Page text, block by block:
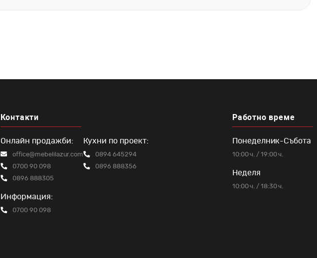
Контакти
Онлайн продажби:
office@mebelilazur.com
0700 90 098
0896 888305
Информация:
0700 90 098
Кухни по проект:
0894 645294
0896 888356
Работно време
Понеделник-Събота
10:00 ч. / 19:00 ч.
Неделя
10:00 ч. / 18:30 ч.